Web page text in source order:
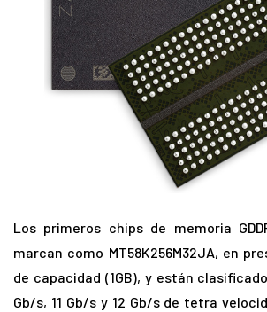
Los primeros chips de memoria
marcan como MT58K256M32JA, en
de capacidad (1GB), y están
Gb/s, 11 Gb/s y 12 Gb/s de tetra